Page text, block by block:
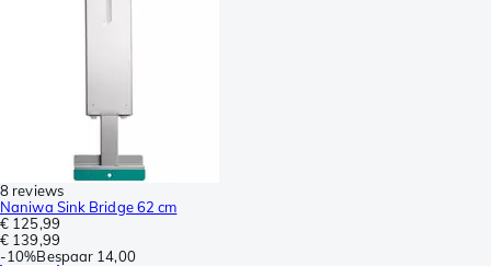
8 reviews
Naniwa Sink Bridge 62 cm
€ 125,99
€ 139,99
-10%Bespaar 14,00